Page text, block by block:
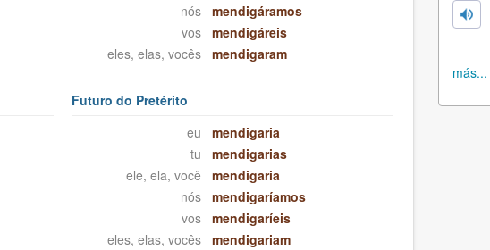
nós
mendigáramos
vos
mendigáreis
eles, elas, vocês
mendigaram
Futuro do Pretérito
eu
mendigaria
tu
mendigarias
ele, ela, você
mendigaria
nós
mendigaríamos
vos
mendigaríeis
eles, elas, vocês
mendigariam
más...